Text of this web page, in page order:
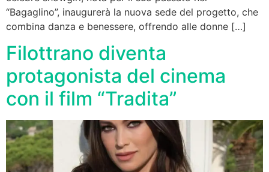
“Bagaglino”, inaugurerà la nuova sede del progetto, che
combina danza e benessere, offrendo alle donne […]
Filottrano diventa
protagonista del cinema
con il film “Tradita”